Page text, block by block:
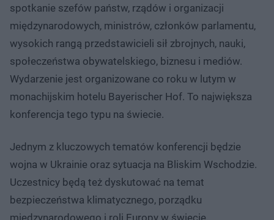
spotkanie szefów państw, rządów i organizacji
międzynarodowych, ministrów, członków parlamentu,
wysokich rangą przedstawicieli sił zbrojnych, nauki,
społeczeństwa obywatelskiego, biznesu i mediów.
Wydarzenie jest organizowane co roku w lutym w
monachijskim hotelu Bayerischer Hof. To największa
konferencja tego typu na świecie.
Jednym z kluczowych tematów konferencji będzie
wojna w Ukrainie oraz sytuacja na Bliskim Wschodzie.
Uczestnicy będą też dyskutować na temat
bezpieczeństwa klimatycznego, porządku
międzynarodowego i roli Europy w świecie.